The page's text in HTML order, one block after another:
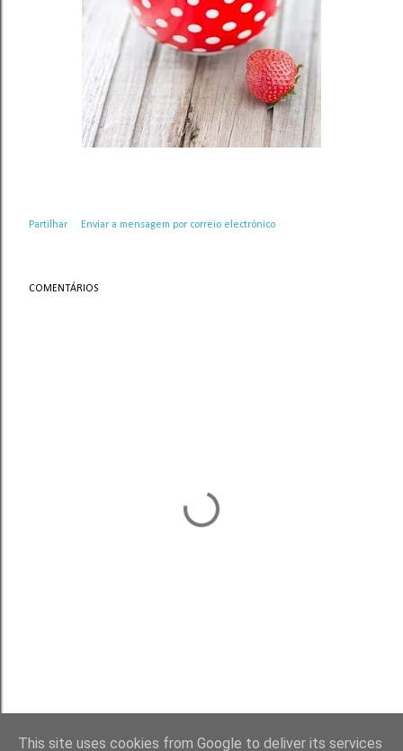
Partilhar Enviar a mensagem por correio electrónico
COMENTÁRIOS
This site uses cookies from Google to deliver its services